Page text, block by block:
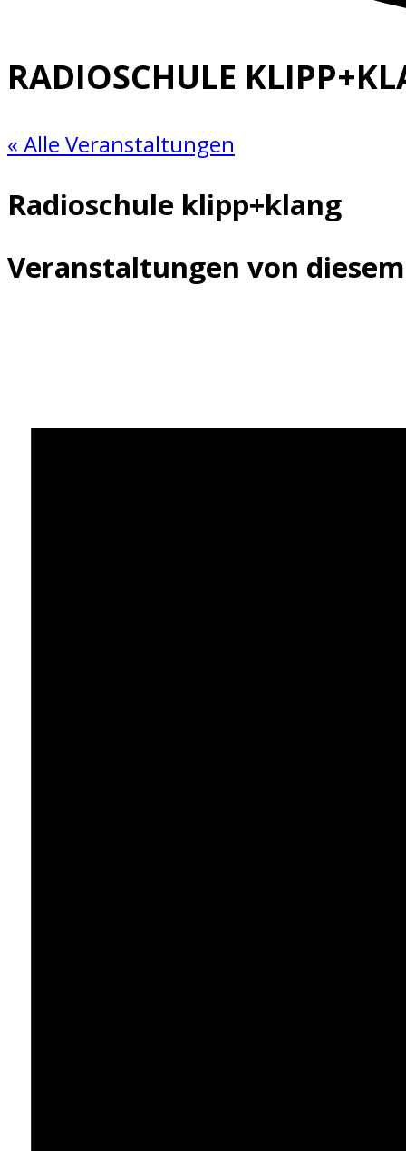
RADIOSCHULE
« Alle Veranstaltungen
Radioschule klipp+klang
Veranstaltungen von